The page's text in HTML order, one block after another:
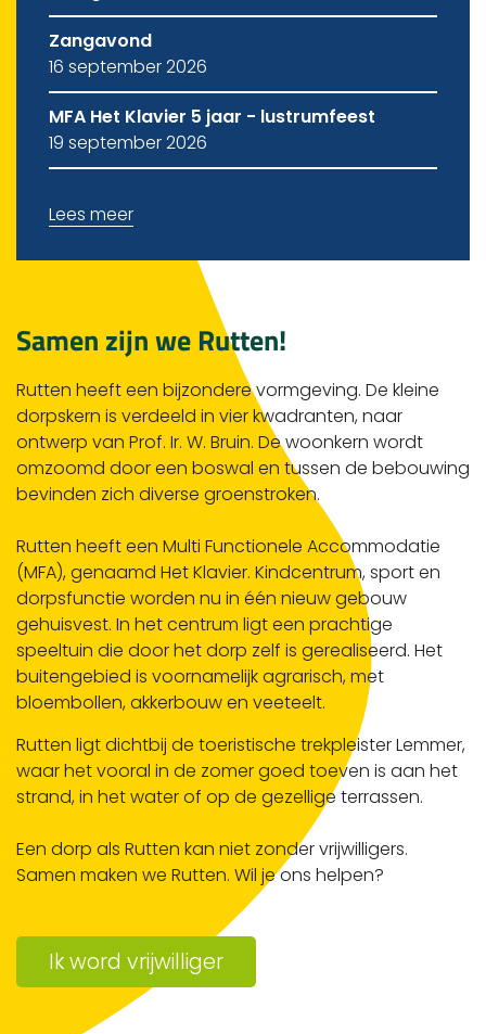
Zangavond
16 september 2026
MFA Het Klavier 5 jaar - lustrumfeest
19 september 2026
Lees meer
Samen zijn we Rutten!
Rutten heeft een bijzondere vormgeving. De kleine
dorpskern is verdeeld in vier kwadranten, naar
ontwerp van Prof. Ir. W. Bruin. De woonkern wordt
omzoomd door een boswal en tussen de bebouwing
bevinden zich diverse groenstroken.
Rutten heeft een Multi Functionele Accommodatie
(MFA), genaamd Het Klavier. Kindcentrum, sport en
dorpsfunctie worden nu in één nieuw gebouw
gehuisvest. In het centrum ligt een prachtige
speeltuin die door het dorp zelf is gerealiseerd. Het
buitengebied is voornamelijk agrarisch, met
bloembollen, akkerbouw en veeteelt.
Rutten ligt dichtbij de toeristische trekpleister Lemmer,
waar het vooral in de zomer goed toeven is aan het
strand, in het water of op de gezellige terrassen.
Een dorp als Rutten kan niet zonder vrijwilligers.
Samen maken we Rutten. Wil je ons helpen?
Ik word vrijwilliger